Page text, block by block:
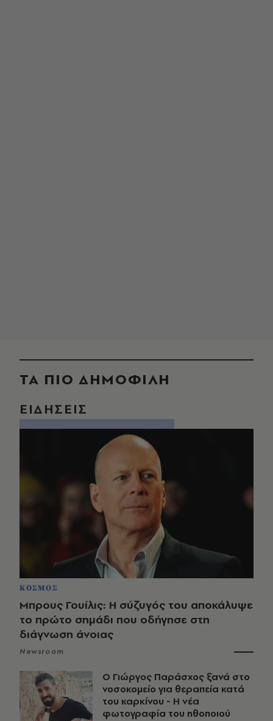
ΤΑ ΠΙΟ ΔΗΜΟΦΙΛΗ
ΕΙΔΗΣΕΙΣ
ΚΟΣΜΟΣ
Μπρους Γουίλις: Η σύζυγός του αποκάλυψε
το πρώτο σημάδι που οδήγησε στη
διάγνωση άνοιας
Newsroom
O Γιώργος Παράσχος ξανά στο
νοσοκομείο για θεραπεία κατά
του καρκίνου - Η νέα
φωτογραφία του ηθοποιού